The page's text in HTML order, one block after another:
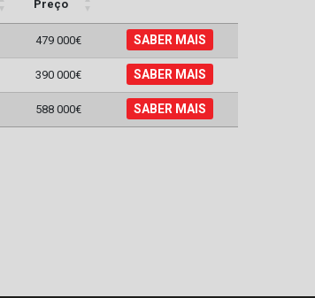
Preço
479 000€ SABER MAIS
390 000€ SABER MAIS
588 000€ SABER MAIS